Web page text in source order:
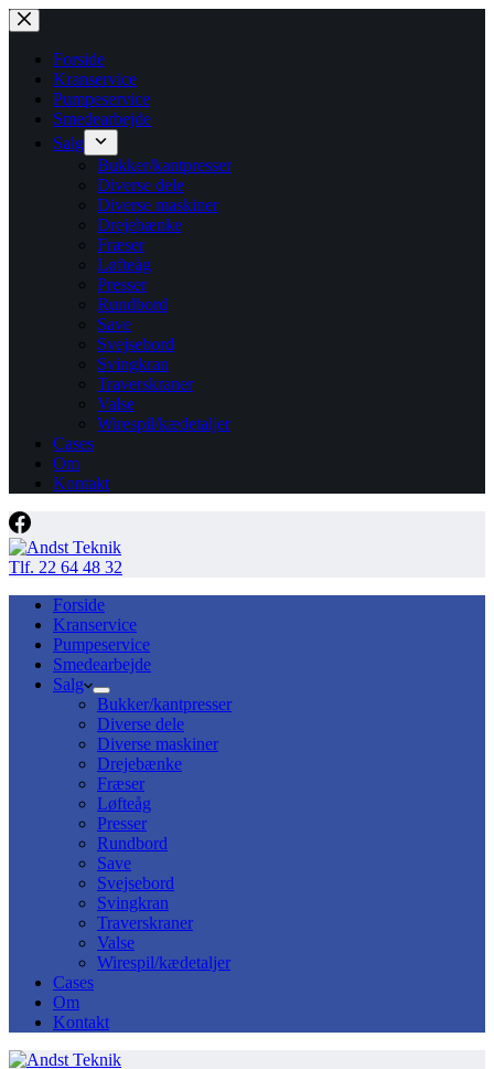
Fortsæt
til
indholdForside
Kranservice
Pumpeservice
Smedearbejde
Salg
Bukker/kantpresser
Diverse dele
Diverse maskiner
Drejebænke
Fræser
Løfteåg
Presser
Rundbord
Save
Svejsebord
Svingkran
Traverskraner
Valse
Wirespil/kædetaljer
Cases
Om
Kontakt
Tlf. 22 64 48 32
Forside
Kranservice
Pumpeservice
Smedearbejde
Salg
Bukker/kantpresser
Diverse dele
Diverse maskiner
Drejebænke
Fræser
Løfteåg
Presser
Rundbord
Save
Svejsebord
Svingkran
Traverskraner
Valse
Wirespil/kædetaljer
Cases
Om
Kontakt